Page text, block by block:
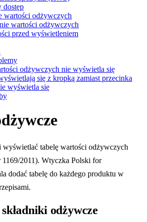
dostęp
wartości odżywczych
wartości odżywczych
przed wyświetleniem
odżywczych nie wyświetla się
się z kropką zamiast przecinka
wyświetla się
wyświetlać tabelę wartości odżywczych
2011). Wtyczka Polski for
dodać tabelę do każdego produktu w
odżywcze